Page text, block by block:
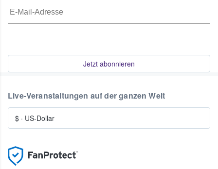
Jetzt abonnieren
Live-Veranstaltungen auf der ganzen Welt
$ · US-Dollar